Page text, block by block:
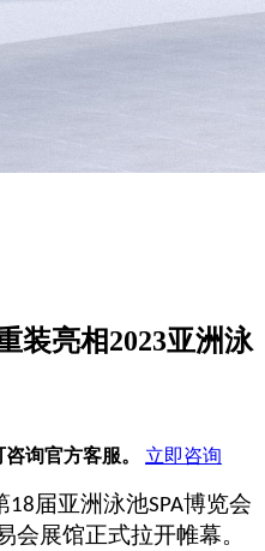
装亮相2023亚洲泳
询官方客服。
立即咨询
18届亚洲泳池SPA博览会
会展馆正式拉开帷幕。